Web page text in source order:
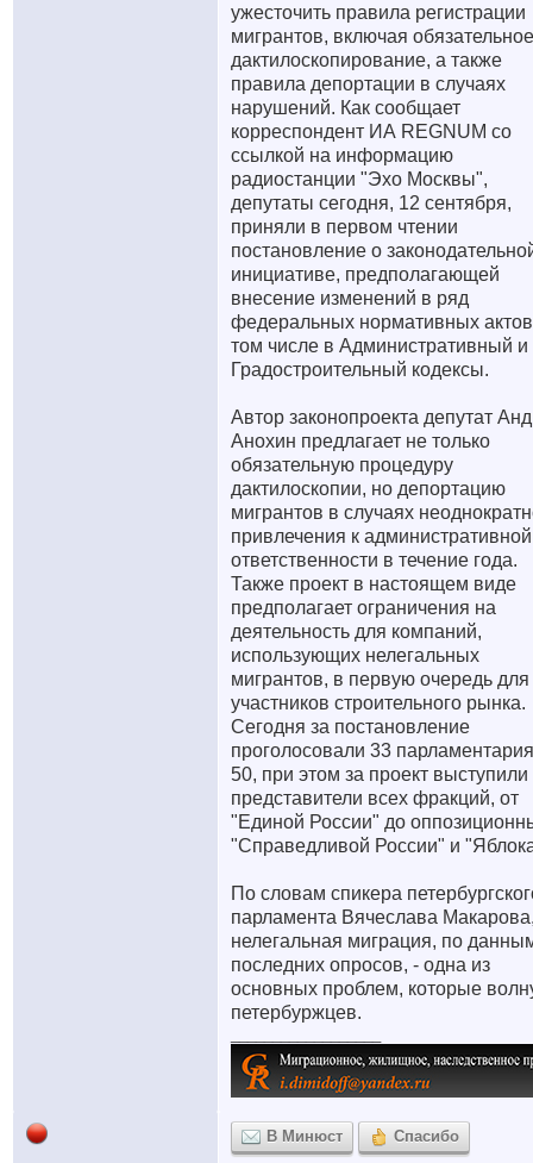
ужесточить правила регистрации
мигрантов, включая обязательное
дактилоскопирование, а также
правила депортации в случаях
нарушений. Как сообщает
корреспондент ИА REGNUM со
ссылкой на информацию
радиостанции "Эхо Москвы",
депутаты сегодня, 12 сентября,
приняли в первом чтении
постановление о
инициативе, предполагающей
внесение изменений в ряд
федеральных нормативных
том числе в Административный и
Градостроительный кодексы.
Автор законопроекта депутат
Анохин предлагает не только
обязательную процедуру
дактилоскопии, но депортацию
мигрантов в случаях
привлечения к административной
ответственности в течение года.
Также проект в настоящем виде
предполагает ограничения на
деятельность для компаний,
использующих нелегальных
мигрантов, в первую очередь для
участников строительного рынка.
Сегодня за постановление
проголосовали 33
50, при этом за проект выступили
представители всех фракций, от
"Единой России" до
"Справедливой России" и
По словам спикера
парламента Вячеслава
нелегальная миграция, по
последних опросов, - одна из
основных проблем, которые
петербуржцев.
В Минюст Спасибо